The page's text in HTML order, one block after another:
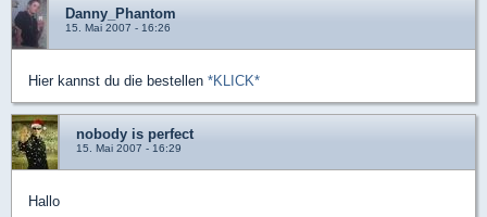
Danny_Phantom
15. Mai 2007 - 16:26
Hier kannst du die bestellen *KLICK*
nobody is perfect
15. Mai 2007 - 16:29
Hallo